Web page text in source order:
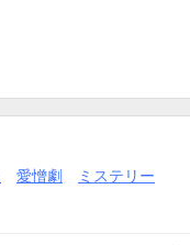
愛憎劇
ミステリー